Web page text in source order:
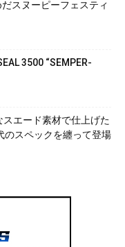
スヌーピーフェスティ
3500 “SEMPER-
スエード素材で仕上げた
のスペックを纏って登場